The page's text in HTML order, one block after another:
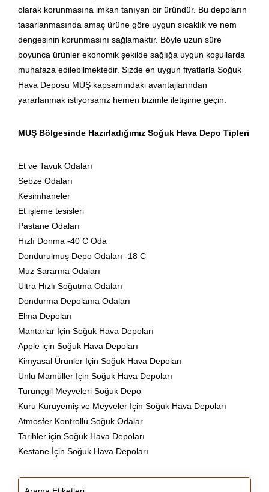
olarak korunmasına imkan tanıyan bir üründür. Bu depoların
tasarlanmasında amaç ürüne göre uygun sıcaklık ve nem
dengesinin korunmasını sağlamaktır. Böyle uzun süre
boyunca ürünler ekonomik şekilde sağlığa uygun koşullarda
muhafaza edilebilmektedir. Sizde en uygun fiyatlarla Soğuk
Hava Deposu MUŞ kapsamındaki avantajlarından
yararlanmak istiyorsanız hemen bizimle iletişime geçin.
MUŞ Bölgesinde Hazırladığımız Soğuk Hava Depo Tipleri
Et ve Tavuk Odaları
Sebze Odaları
Kesimhaneler
Et işleme tesisleri
Pastane Odaları
Hızlı Donma -40 C Oda
Dondurulmuş Depo Odaları -18 C
Muz Sararma Odaları
Ultra Hızlı Soğutma Odaları
Dondurma Depolama Odaları
Elma Depoları
Mantarlar İçin Soğuk Hava Depoları
Apple için Soğuk Hava Depoları
Kimyasal Ürünler İçin Soğuk Hava Depoları
Unlu Mamüller İçin Soğuk Hava Depoları
Turunçgil Meyveleri Soğuk Depo
Kuru Kuruyemiş ve Meyveler İçin Soğuk Hava Depoları
Atmosfer Kontrollü Soğuk Odalar
Tarihler için Soğuk Hava Depoları
Kestane İçin Soğuk Hava Depoları